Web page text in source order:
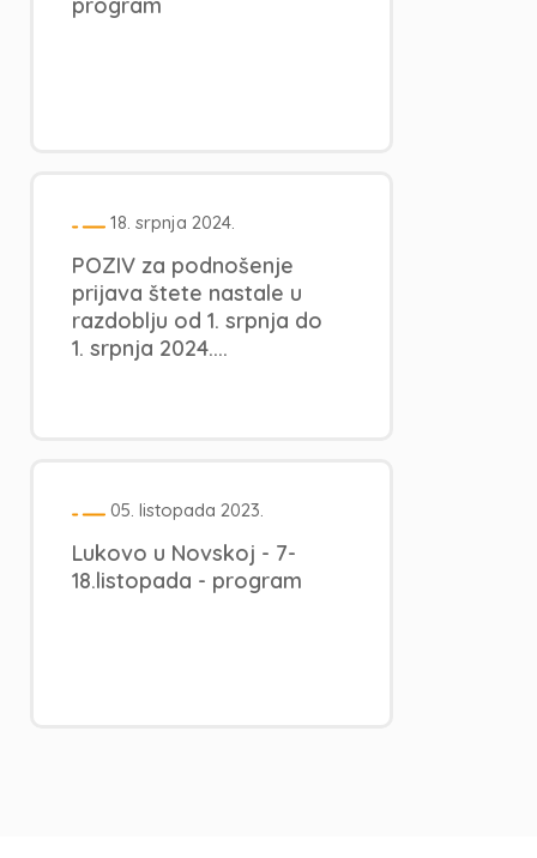
18. srpnja 2024.
POZIV za podnošenje
prijava štete nastale u
razdoblju od 1. srpnja do
1. srpnja 2024....
05. listopada 2023.
Lukovo u Novskoj - 7-
18.listopada - program